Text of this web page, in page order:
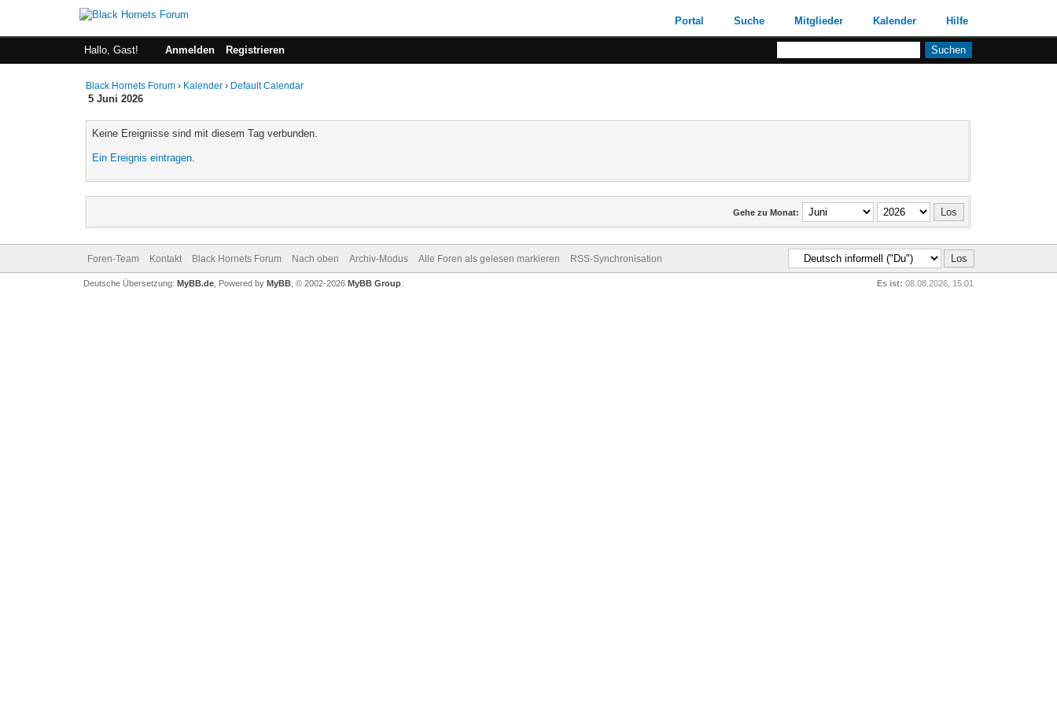
Portal Suche Mitglieder Kalender Hilfe
Hallo, Gast! Anmelden Registrieren
Black Hornets Forum › Kalender › Default Calendar
5 Juni 2026
Keine Ereignisse sind mit diesem Tag verbunden.
Ein Ereignis eintragen.
Gehe zu Monat:
Foren-Team Kontakt Black Hornets Forum Nach oben Archiv-Modus Alle Foren als gelesen markieren RSS-Synchronisation
Es ist: 08.08.2026, 15:01
Deutsche Übersetzung: MyBB.de, Powered by MyBB, © 2002-2026 MyBB Group.